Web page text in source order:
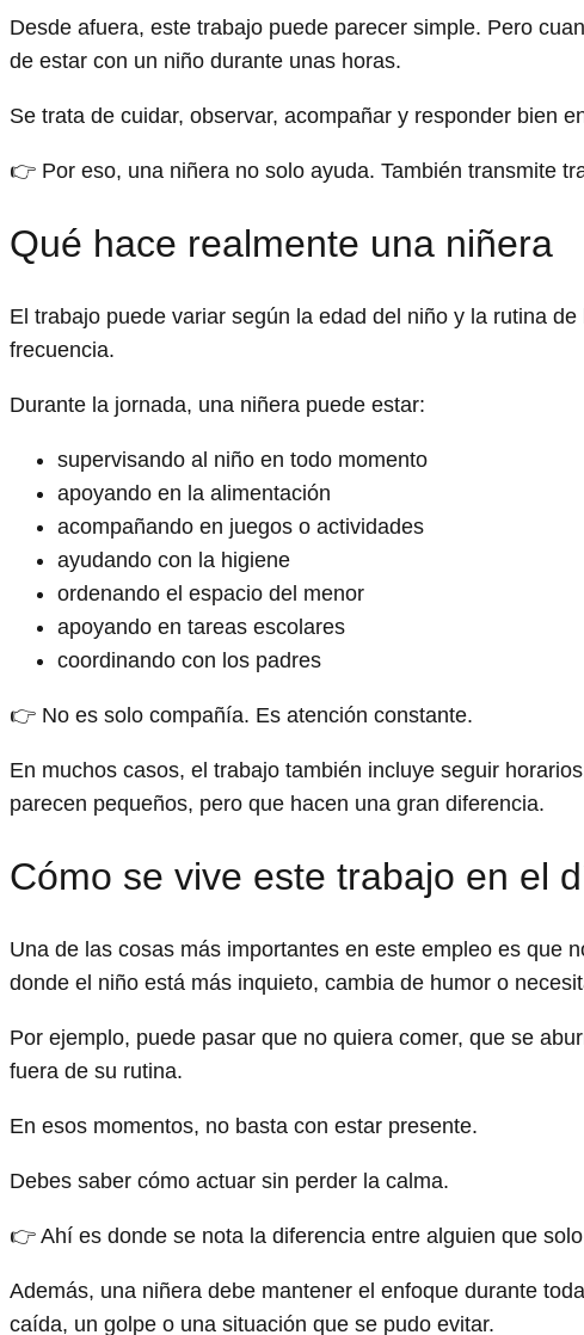
Desde afuera, este trabajo puede parecer simple. Pero
de estar con un niño durante unas horas.
Se trata de cuidar, observar, acompañar y responder bien
👉 Por eso, una niñera no solo ayuda. También transmite
Qué hace realmente una niñera
El trabajo puede variar según la edad del niño y la rutina
frecuencia.
Durante la jornada, una niñera puede estar:
supervisando al niño en todo momento
apoyando en la alimentación
acompañando en juegos o actividades
ayudando con la higiene
ordenando el espacio del menor
apoyando en tareas escolares
coordinando con los padres
👉 No es solo compañía. Es atención constante.
En muchos casos, el trabajo también incluye seguir
parecen pequeños, pero que hacen una gran diferencia.
Cómo se vive este trabajo en el
Una de las cosas más importantes en este empleo es que
donde el niño está más inquieto, cambia de humor o
Por ejemplo, puede pasar que no quiera comer, que se
fuera de su rutina.
En esos momentos, no basta con estar presente.
Debes saber cómo actuar sin perder la calma.
👉 Ahí es donde se nota la diferencia entre alguien que
Además, una niñera debe mantener el enfoque durante
caída, un golpe o una situación que se pudo evitar.